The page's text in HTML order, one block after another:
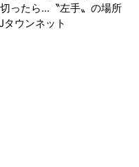
ったら...〝左手〟の場所
ウンネット